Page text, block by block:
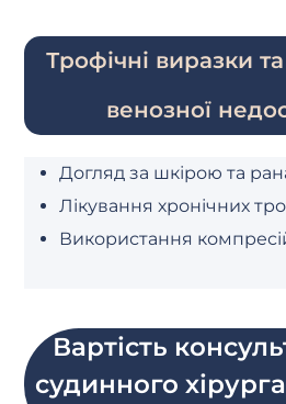
Трофічні виразки
венозної
Догляд за шкірою та
Лікування хронічних
Використання
Вартість
судинного